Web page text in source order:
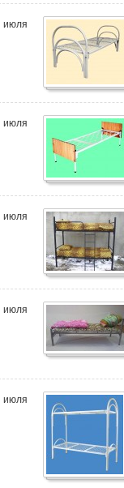
июля
июля
июля
июля
июля